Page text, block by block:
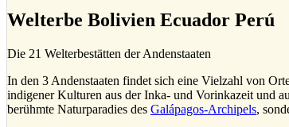
Welterbe Bolivien Ecuador Perú
Die 21 Welterbestätten der Andenstaaten
In den 3 Andenstaaten findet sich eine Vielzahl von
indigener Kulturen aus der Inka- und Vorinkazeit und
berühmte Naturparadies des Galápagos-Archipels,